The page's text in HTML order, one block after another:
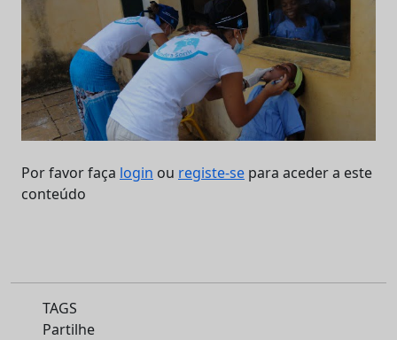
Por favor faça login ou registe-se para aceder a este
conteúdo
TAGS
Partilhe